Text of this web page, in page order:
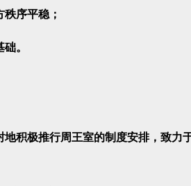
序平稳；
。
极推行周王室的制度安排，致力